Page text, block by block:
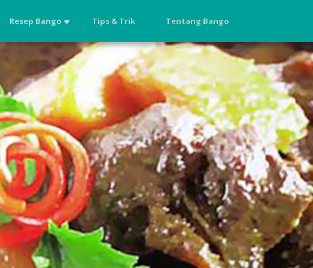
Resep Bango Tips & Trik Tentang Bango